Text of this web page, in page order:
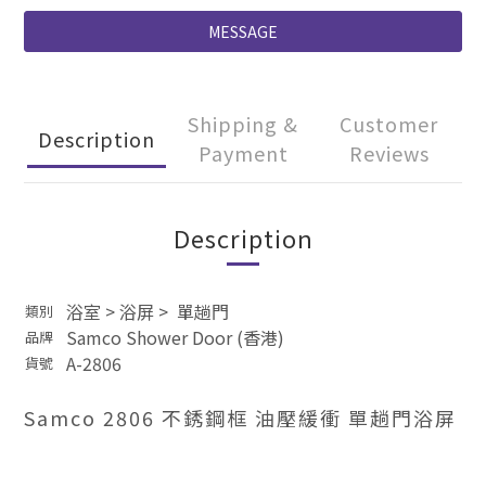
MESSAGE
Description
Shipping &
Payment
Customer
Reviews
Description
類別 浴室 >浴屏 > 單趟門
品牌 Samco Shower Door (香港)
貨號 A-2806
Samco 2806 不銹鋼框 油壓緩衝 單趟門浴屏